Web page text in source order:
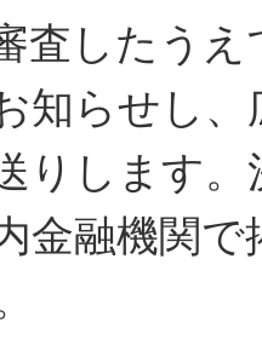
査したう
知らせし、
りします
金融機関